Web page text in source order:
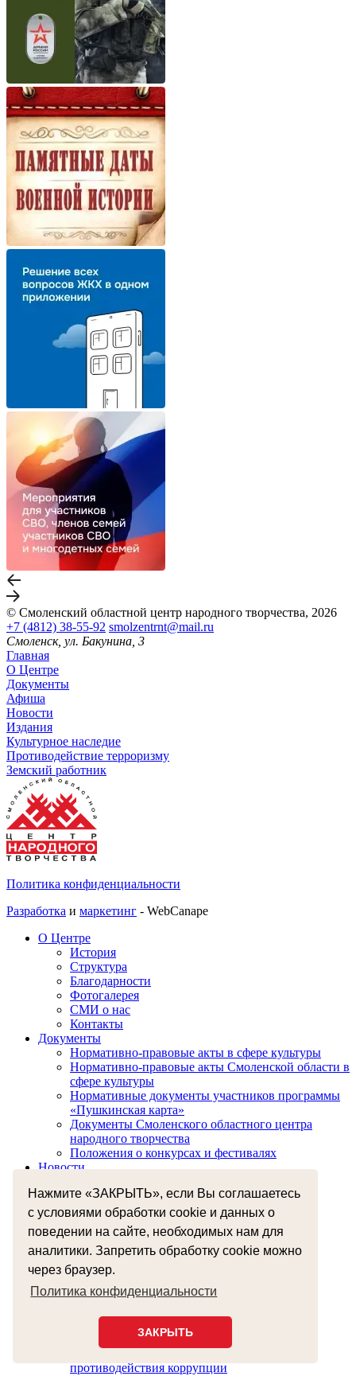
Нажмите «ЗАКРЫТЬ», если Вы соглашаетесь
с условиями обработки cookie и данных о
поведении на сайте, необходимых нам для
аналитики. Запретить обработку cookie можно
через браузер.
Политика конфиденциальности
ЗАКРЫТЬ
© Смоленский областной центр народного творчества, 2026
+7 (4812) 38-55-92 smolzentrnt@mail.ru
Смоленск, ул. Бакунина, 3
Главная
О Центре
Документы
Афиша
Новости
Издания
Культурное наследие
Противодействие терроризму
Земский работник
Политика конфиденциальности
Разработка и маркетинг - WebCanape
О Центре
История
Структура
Благодарности
Фотогалерея
СМИ о нас
Контакты
Документы
Нормативно-правовые акты в сфере культуры
Нормативно-правовые акты Смоленской области в
сфере культуры
Нормативные документы участников программы
«Пушкинская карта»
Документы Смоленского областного центра
народного творчества
Положения о конкурсах и фестивалях
Новости
КДУ
КДУ клубного типа Смоленской области
Исследования
Показатели работы КДУ области
Коллегам в помощь
Культурное наследие
Региональный реестр
Противодействие коррупции
противодействия коррупции